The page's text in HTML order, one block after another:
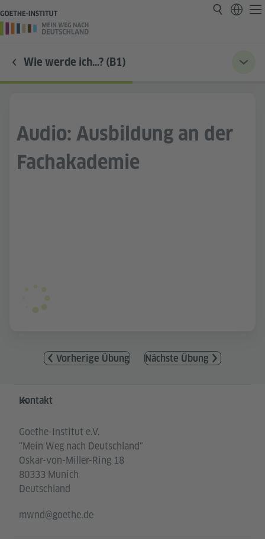
Wie werde ich…? (B1)
Audio: Ausbildung an der
Fachakademie
Vorherige Übung Nächste Übung
Service- und Informationsbereich
Kontakt
Goethe-Institut e.V.
"Mein Weg nach Deutschland"
Oskar-von-Miller-Ring 18
80333 Munich
Deutschland
mwnd@goethe.de